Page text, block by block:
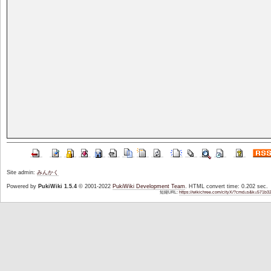
Site admin: みんかく
Powered by PukiWiki 1.5.4© 2001-2022 PukiWiki Development Team . HTML convert time: 0.202 sec.
短縮URL:https://wikichree.com/cityX/